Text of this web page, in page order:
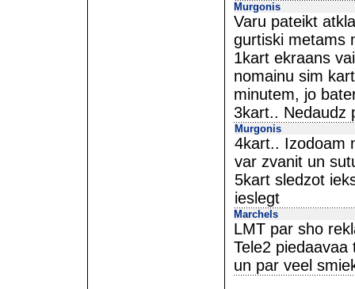
Murgonis
Varu pateikt
gurtiski metams
1kart ekraans
nomainu sim
minutem, jo
3kart.. Nedaudz
Murgonis
4kart.. Izodoam
var zvanit un
5kart sledzot
ieslegt
Marchels
LMT par sho
Tele2
un par veel